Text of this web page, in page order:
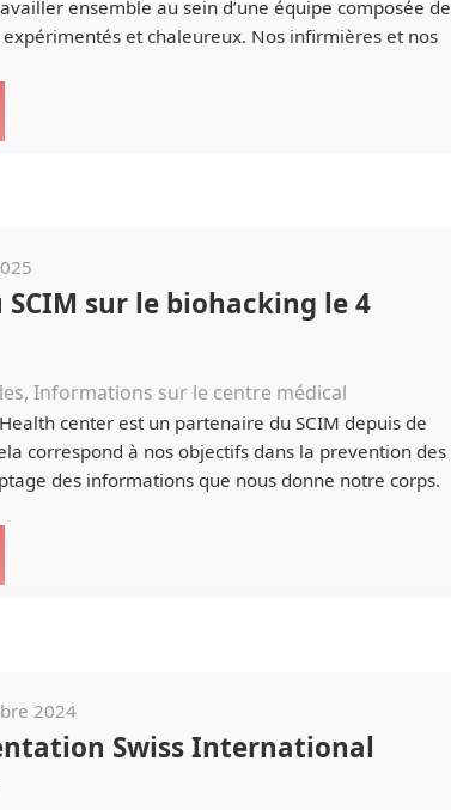
ensemble au sein d’une équipe composée de
et chaleureux. Nos infirmières et nos
SCIM sur le biohacking le 4
Informations sur le centre médical
center est un partenaire du SCIM depuis de
correspond à nos objectifs dans la prevention des
des informations que nous donne notre corps.
2024
Swiss International